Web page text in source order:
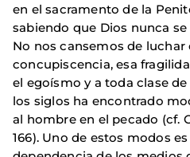
en el sacramento de la
sabiendo que Dios nunca
No nos cansemos de luchar
concupiscencia, esa
el egoísmo y a toda clase
los siglos ha encontrado
al hombre en el pecado (cf.
166). Uno de estos modos